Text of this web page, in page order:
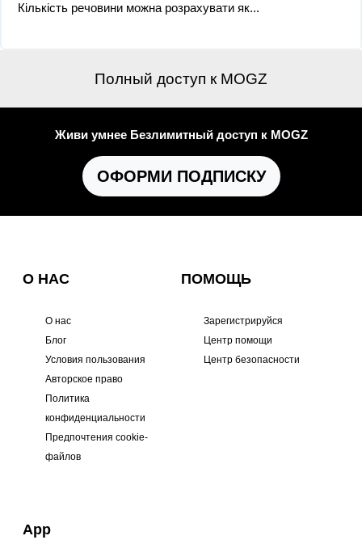
Кількість речовини можна розрахувати як...
Полный доступ к MOGZ
Живи умнее Безлимитный доступ к MOGZ
ОФОРМИ ПОДПИСКУ
О НАС
О нас
Блог
Условия пользования
Авторское право
Политика
конфиденциальности
Предпочтения cookie-
файлов
ПОМОЩЬ
Зарегистрируйся
Центр помощи
Центр безопасности
App